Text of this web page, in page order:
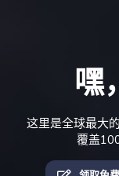
嘿
这里是全球最大
覆盖